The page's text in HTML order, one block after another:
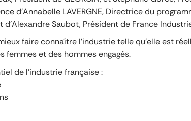
d’Annabelle LAVERGNE, Directrice du
Saubot, Président de France
faire connaître l’industrie telle qu’elle est
et des hommes engagés.
de l’industrie française :